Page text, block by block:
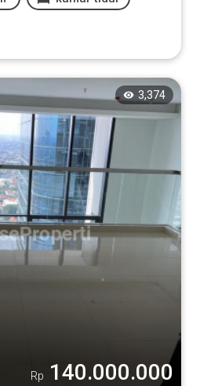
3,374
Rp 140.000.000